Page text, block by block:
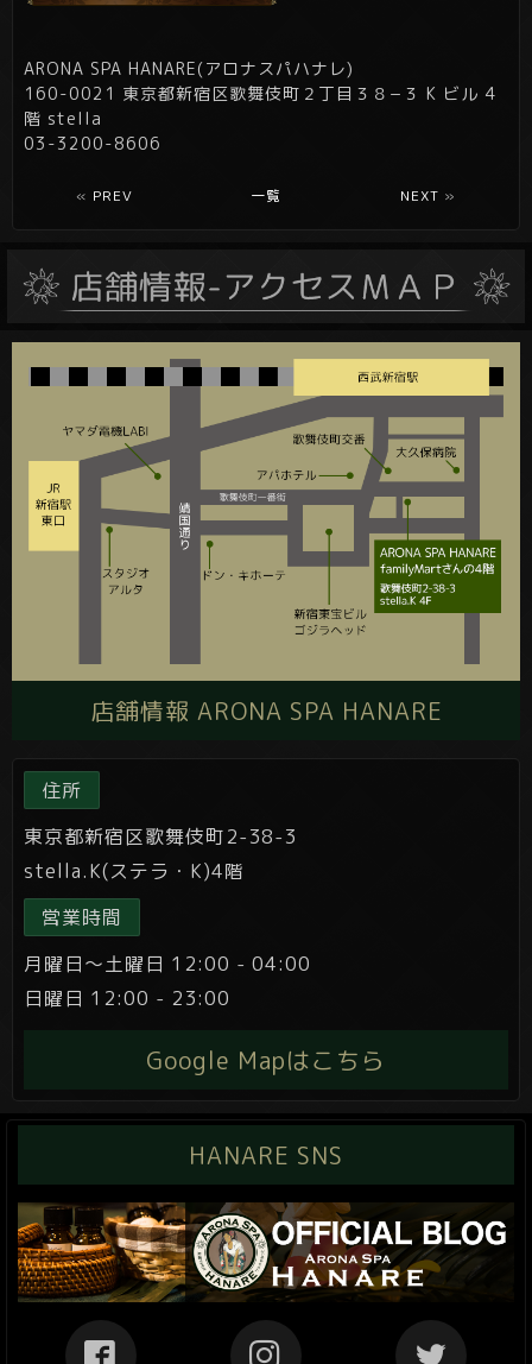
ARONA SPA HANARE(アロナスパハナレ)
160-0021 東京都新宿区歌舞伎町２丁目３８−３ K ビル 4
階 stella
03-3200-8606
« PREV 一覧 NEXT »
店舗情報 ARONA SPA HANARE
住所
東京都新宿区歌舞伎町2-38-3
stella.K(ステラ・K)4階
営業時間
月曜日～土曜日 12:00 - 04:00
日曜日 12:00 - 23:00
Google Mapはこちら
HANARE SNS